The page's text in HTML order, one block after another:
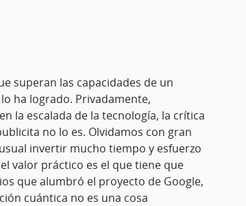
superan las capacidades de un
ha logrado. Privadamente,
la escalada de la tecnología, la crítica
no lo es. Olvidamos con gran
invertir mucho tiempo y esfuerzo
valor práctico es el que tiene que
que alumbró el proyecto de Google,
cuántica no es una cosa